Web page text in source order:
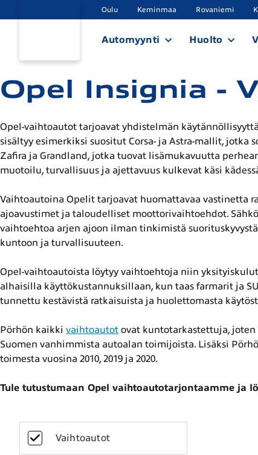
Oulu Keminmaa Rovaniemi
Automyynti Huolto
Opel Insignia -
Opel-vaihtoautot tarjoavat yhdistelmän
sisältyy esimerkiksi suositut Corsa- ja Astra-mallit,
Zafira ja Grandland, jotka tuovat lisämukavuutta
muotoilu, turvallisuus ja ajettavuus kulkevat käsi
Vaihtoautoina Opelit tarjoavat huomattavaa vastinetta
ajoavustimet ja taloudelliset moottorivaihtoehdot.
vaihtoehtoa arjen ajoon ilman tinkimistä
kuntoon ja turvallisuuteen.
Opel-vaihtoautoista löytyy vaihtoehtoja niin
alhaisilla käyttökustannuksillaan, kun taas farmarit ja
tunnettu kestävistä ratkaisuista ja huolettomasta
Pörhön kaikki vaihtoautot ovat kuntotarkastettuja,
Suomen vanhimmista autoalan toimijoista. Lisäksi
toimesta vuosina 2010, 2019 ja 2020.
Tule tutustumaan Opel vaihtoautotarjontaamme ja
Vaihtoautot